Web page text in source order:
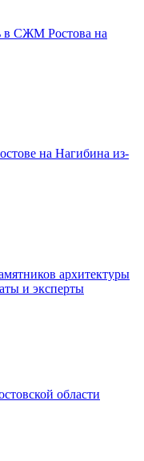
в СЖМ Ростова на
на Нагибина из-
архитектуры
и эксперты
области